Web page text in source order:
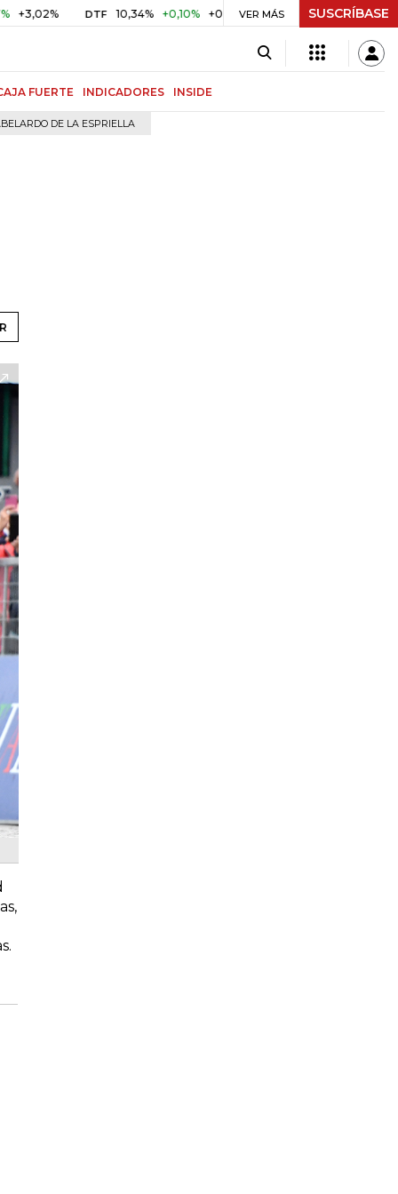
DTF 10,34% +0,10% +0,98% UVR $ 416,96 +$ 0,05 +0,01%
VER MÁS SUSCRÍBASE
FUERTE INDICADORES INSIDE
DE LA ESPRIELLA